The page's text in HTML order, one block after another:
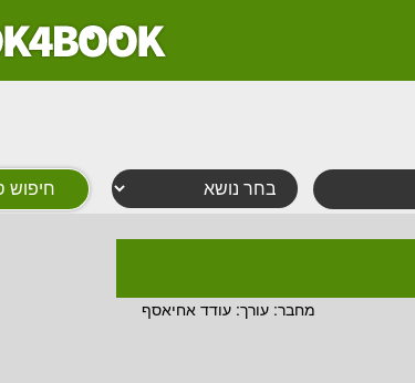
מחבר: עורך: עודד אחיאסף